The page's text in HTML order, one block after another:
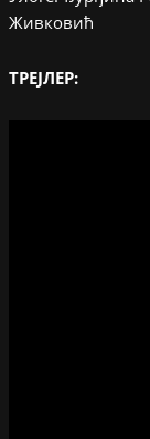
Живковић
ТРЕЈЛЕР: